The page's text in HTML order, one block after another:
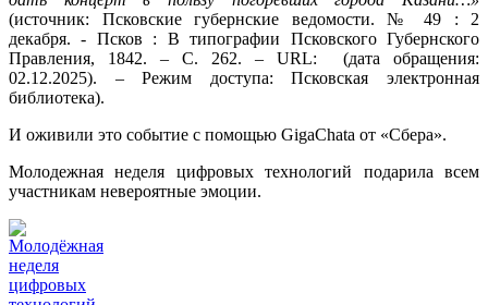
(источник: Псковские губернские ведомости. № 49 : 2
декабря. - Псков : В типографии Псковского Губернского
Правления, 1842. – С. 262. – URL: (дата обращения:
02.12.2025). – Режим доступа: Псковская электронная
библиотека).
И оживили это событие с помощью GigaChatа от «Сбера».
Молодежная неделя цифровых технологий подарила всем
участникам невероятные эмоции.